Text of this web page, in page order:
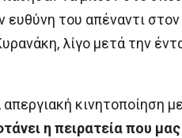
ευθύνη του απέναντι
λίγο μετά την
κινητοποίηση
η πειρατεία που